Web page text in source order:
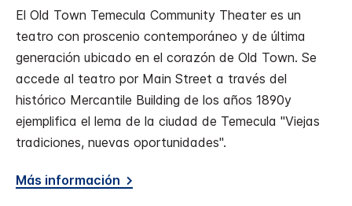
El Old Town Temecula Community Theater es un
teatro con proscenio contemporáneo y de última
generación ubicado en el corazón de Old Town. Se
accede al teatro por Main Street a través del
histórico Mercantile Building de los años 1890y
ejemplifica el lema de la ciudad de Temecula "Viejas
tradiciones, nuevas oportunidades".
Más información